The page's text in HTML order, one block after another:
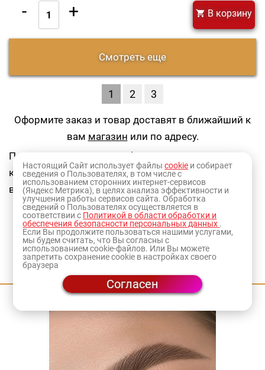
- + В корзину
Смотреть еще
1 2 3
Оформите заказ и товар доставят в ближайший к
вам магазин или по адресу.
Продукция KONDOR - профессиональная мужская
косметика для бритья, а так же для ухода за
волосами.
Приходите на мастер-классы
Настоящий Сайт использует файлыcookie и собирает
сведения о Пользователях, в том числе с
использованием сторонних интернет-сервисов
(Яндекс Метрика), в целях анализа эффективности и
улучшения работы сервисов сайта. Обработка
сведений о Пользователях осуществляется в
соответствии с Политикой в области обработки и
обеспечения безопасности персональных данных .
Если Вы продолжите пользоваться нашими услугами,
мы будем считать, что Вы согласны с
использованием cookie-файлов. Или Вы можете
запретить сохранение cookie в настройках своего
браузера
Согласен